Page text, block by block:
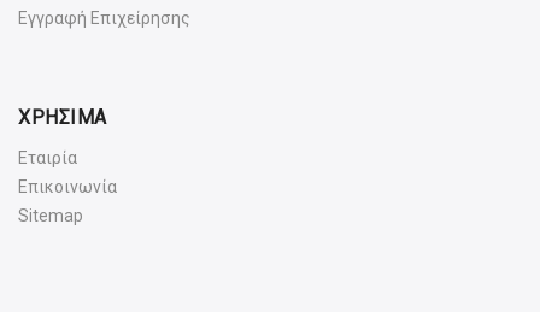
Εγγραφή Επιχείρησης
ΧΡΗΣΙΜΑ
Εταιρία
Επικοινωνία
Sitemap